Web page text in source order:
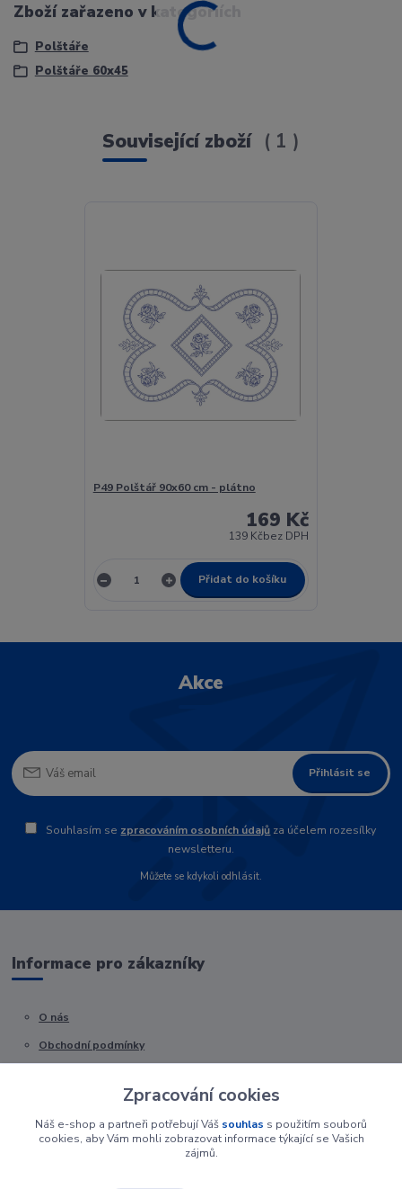
Zboží zařazeno v kategoriích
Polštáře
Polštáře 60x45
Související zboží 1
P49 Polštář 90x60 cm - plátno
169 Kč
139 Kčbez DPH
Přidat do košíku
Akce
Přihlásit se
Souhlasím se zpracováním osobních údajů za účelem rozesílky
newsletteru.
Můžete se kdykoli odhlásit.
Informace pro zákazníky
O nás
Obchodní podmínky
Zpracování cookies
Náš e-shop a partneři potřebují Váš souhlas s použitím souborů
cookies, aby Vám mohli zobrazovat informace týkající se Vašich
zájmů.